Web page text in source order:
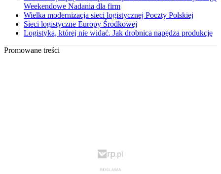
Weekendowe Nadania dla firm
Wielka modernizacja sieci logistycznej Poczty Polskiej
Sieci logistyczne Europy Środkowej
Logistyka, której nie widać. Jak drobnica napędza produkcję
Promowane treści